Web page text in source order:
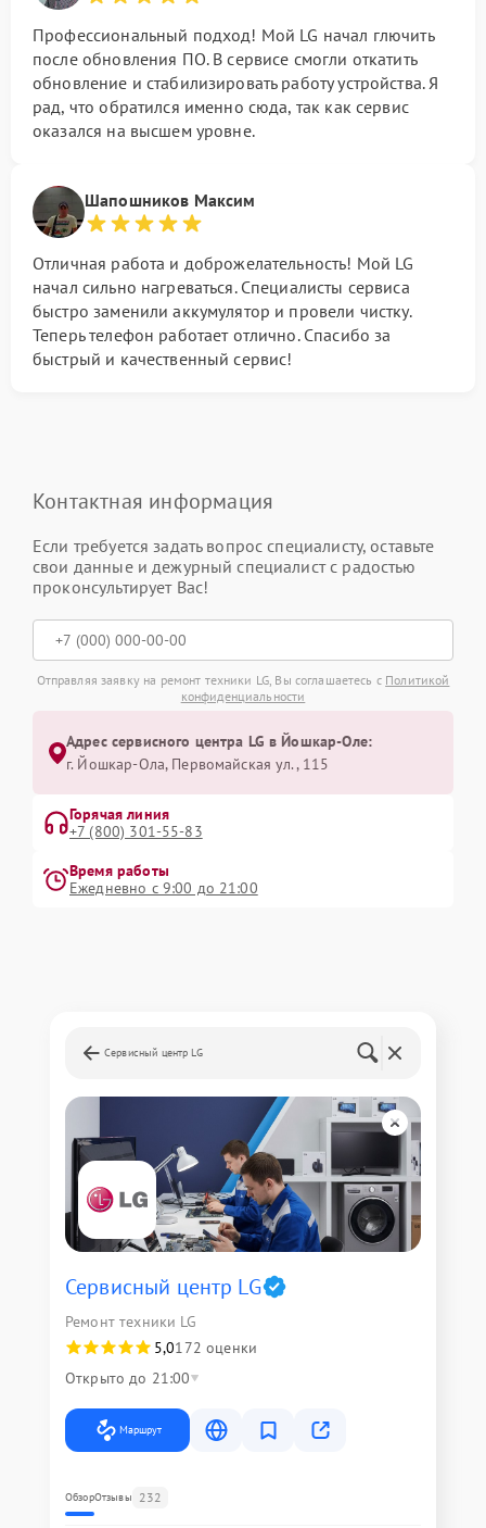
Профессиональный подход! Мой LG начал глючить
после обновления ПО. В сервисе смогли откатить
обновление и стабилизировать работу устройства. Я
рад, что обратился именно сюда, так как сервис
оказался на высшем уровне.
Шапошников Максим
Отличная работа и доброжелательность! Мой LG
начал сильно нагреваться. Специалисты сервиса
быстро заменили аккумулятор и провели чистку.
Теперь телефон работает отлично. Спасибо за
быстрый и качественный сервис!
Контактная информация
Если требуется задать вопрос специалисту, оставьте
свои данные и дежурный специалист с радостью
проконсультирует Вас!
Отправляя заявку на ремонт техники LG, Вы соглашаетесь с Политикой
конфиденциальности
Адрес сервисного центра LG в Йошкар-Оле:
г. Йошкар-Ола, Первомайская ул., 115
Горячая линия
+7 (800) 301-55-83
Время работы
Ежедневно с 9:00 до 21:00
Сервисный центр LG
Сервисный центр LG
Ремонт техники LG
5,0172 оценки
Открыто до 21:00
Маршрут
ОбзорОтзывы 232